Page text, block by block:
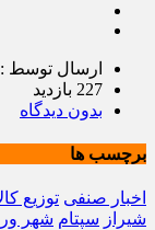
ارسال توسط :
227 بازدید
بدون دیدگاه
برچسب ها
اخبار صنفی توزیع
شیراز سپتام شهر